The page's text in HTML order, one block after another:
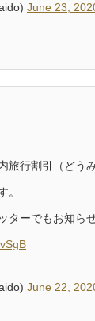
June 23,
旅行割引（どう
。
ターでもお知ら
June 22,